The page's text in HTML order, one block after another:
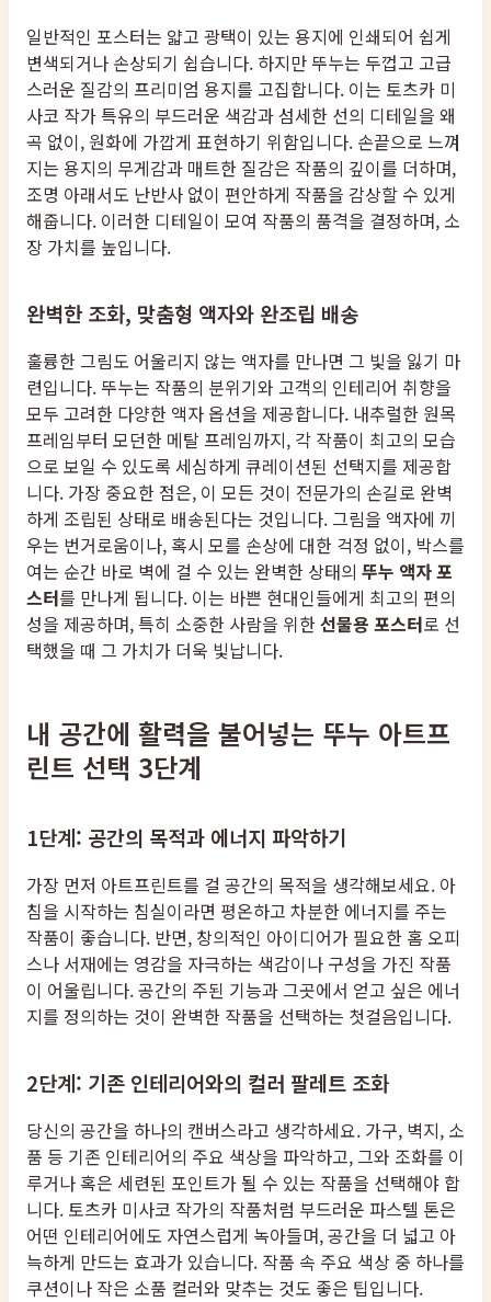
일반적인 포스터는 얇고 광택이 있는 용지에 인쇄되어 쉽게
변색되거나 손상되기 쉽습니다. 하지만 뚜누는 두껍고 고급
스러운 질감의 프리미엄 용지를 고집합니다. 이는 토츠카 미
사코 작가 특유의 부드러운 색감과 섬세한 선의 디테일을 왜
곡 없이, 원화에 가깝게 표현하기 위함입니다. 손끝으로 느껴
지는 용지의 무게감과 매트한 질감은 작품의 깊이를 더하며,
조명 아래서도 난반사 없이 편안하게 작품을 감상할 수 있게
해줍니다. 이러한 디테일이 모여 작품의 품격을 결정하며, 소
장 가치를 높입니다.
완벽한 조화, 맞춤형 액자와 완조립 배송
훌륭한 그림도 어울리지 않는 액자를 만나면 그 빛을 잃기 마
련입니다. 뚜누는 작품의 분위기와 고객의 인테리어 취향을
모두 고려한 다양한 액자 옵션을 제공합니다. 내추럴한 원목
프레임부터 모던한 메탈 프레임까지, 각 작품이 최고의 모습
으로 보일 수 있도록 세심하게 큐레이션된 선택지를 제공합
니다. 가장 중요한 점은, 이 모든 것이 전문가의 손길로 완벽
하게 조립된 상태로 배송된다는 것입니다. 그림을 액자에 끼
우는 번거로움이나, 혹시 모를 손상에 대한 걱정 없이, 박스를
여는 순간 바로 벽에 걸 수 있는 완벽한 상태의 뚜누 액자 포
스터를 만나게 됩니다. 이는 바쁜 현대인들에게 최고의 편의
성을 제공하며, 특히 소중한 사람을 위한선물용 포스터로 선
택했을 때 그 가치가 더욱 빛납니다.
내 공간에 활력을 불어넣는 뚜누 아트프
린트 선택 3단계
1단계: 공간의 목적과 에너지 파악하기
가장 먼저 아트프린트를 걸 공간의 목적을 생각해보세요. 아
침을 시작하는 침실이라면 평온하고 차분한 에너지를 주는
작품이 좋습니다. 반면, 창의적인 아이디어가 필요한 홈 오피
스나 서재에는 영감을 자극하는 색감이나 구성을 가진 작품
이 어울립니다. 공간의 주된 기능과 그곳에서 얻고 싶은 에너
지를 정의하는 것이 완벽한 작품을 선택하는 첫걸음입니다.
2단계: 기존 인테리어와의 컬러 팔레트 조화
당신의 공간을 하나의 캔버스라고 생각하세요. 가구, 벽지, 소
품 등 기존 인테리어의 주요 색상을 파악하고, 그와 조화를 이
루거나 혹은 세련된 포인트가 될 수 있는 작품을 선택해야 합
니다. 토츠카 미사코 작가의 작품처럼 부드러운 파스텔 톤은
어떤 인테리어에도 자연스럽게 녹아들며, 공간을 더 넓고 아
늑하게 만드는 효과가 있습니다. 작품 속 주요 색상 중 하나를
쿠션이나 작은 소품 컬러와 맞추는 것도 좋은 팁입니다.